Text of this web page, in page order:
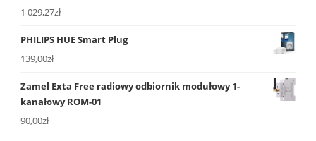
1 029,27zł
PHILIPS HUE Smart Plug
139,00zł
Zamel Exta Free radiowy odbiornik modułowy 1-
kanałowy ROM-01
90,00zł